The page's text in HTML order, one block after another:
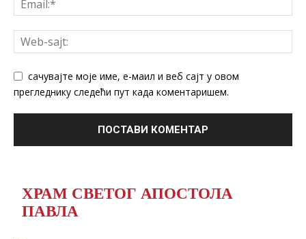
сачувајте моје име, е-маил и веб сајт у овом
прегледнику следећи пут када коментаришем.
ХРАМ СВЕТОГ АПОСТОЛА
ПАВЛА